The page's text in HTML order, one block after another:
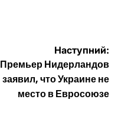
Наступний:
Премьер Нидерландов
заявил, что Украине не
место в Евросоюзе